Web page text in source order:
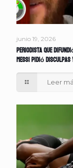
junio 19, 2026
Periodista que
Messi pidió
Leer